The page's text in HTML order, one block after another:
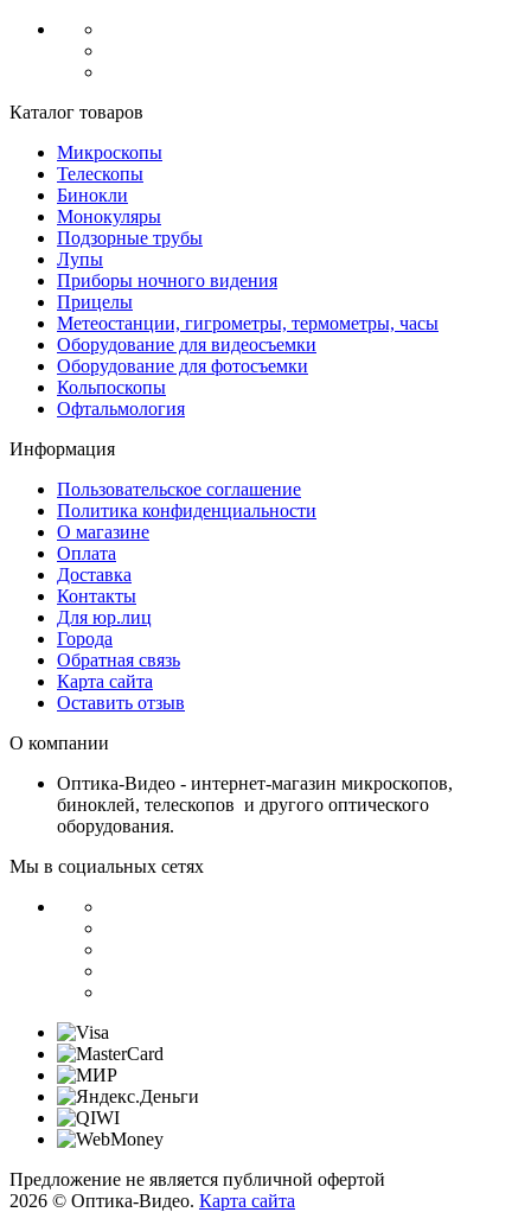
Каталог товаров
Микроскопы
Телескопы
Бинокли
Монокуляры
Подзорные трубы
Лупы
Приборы ночного видения
Прицелы
Метеостанции, гигрометры, термометры, часы
Оборудование для видеосъемки
Оборудование для фотосъемки
Кольпоскопы
Офтальмология
Информация
Пользовательское соглашение
Политика конфиденциальности
О магазине
Оплата
Доставка
Контакты
Для юр.лиц
Города
Обратная связь
Карта сайта
Оставить отзыв
О компании
Оптика-Видео - интернет-магазин микроскопов,
биноклей, телескопов и другого оптического
оборудования.
Мы в социальных сетях
Предложение не является публичной офертой
2026 © Оптика-Видео. Карта сайта